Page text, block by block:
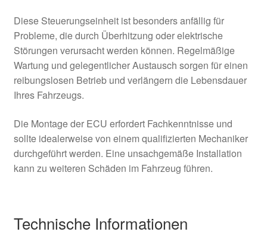
Diese Steuerungseinheit ist besonders anfällig für
Probleme, die durch Überhitzung oder elektrische
Störungen verursacht werden können. Regelmäßige
Wartung und gelegentlicher Austausch sorgen für einen
reibungslosen Betrieb und verlängern die Lebensdauer
Ihres Fahrzeugs.
Die Montage der ECU erfordert Fachkenntnisse und
sollte idealerweise von einem qualifizierten Mechaniker
durchgeführt werden. Eine unsachgemäße Installation
kann zu weiteren Schäden im Fahrzeug führen.
Technische Informationen